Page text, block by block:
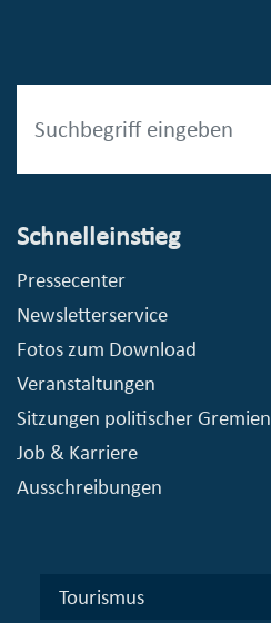
Schnelleinstieg
Pressecenter
Newsletterservice
Fotos zum Download
Veranstaltungen
Sitzungen politischer Gremien
Job & Karriere
Ausschreibungen
Tourismus